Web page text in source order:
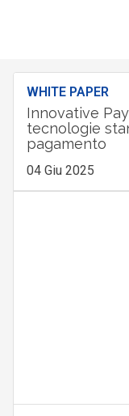
WHITE PAPER
Innovative
tecnologie
pagamento
04 Giu 2025